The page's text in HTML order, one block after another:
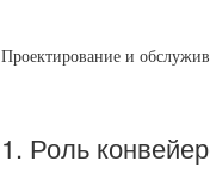
Проектирование и
1. Роль